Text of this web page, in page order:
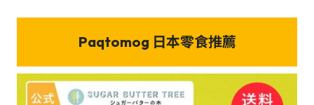
Paqtomog 日本零食推薦